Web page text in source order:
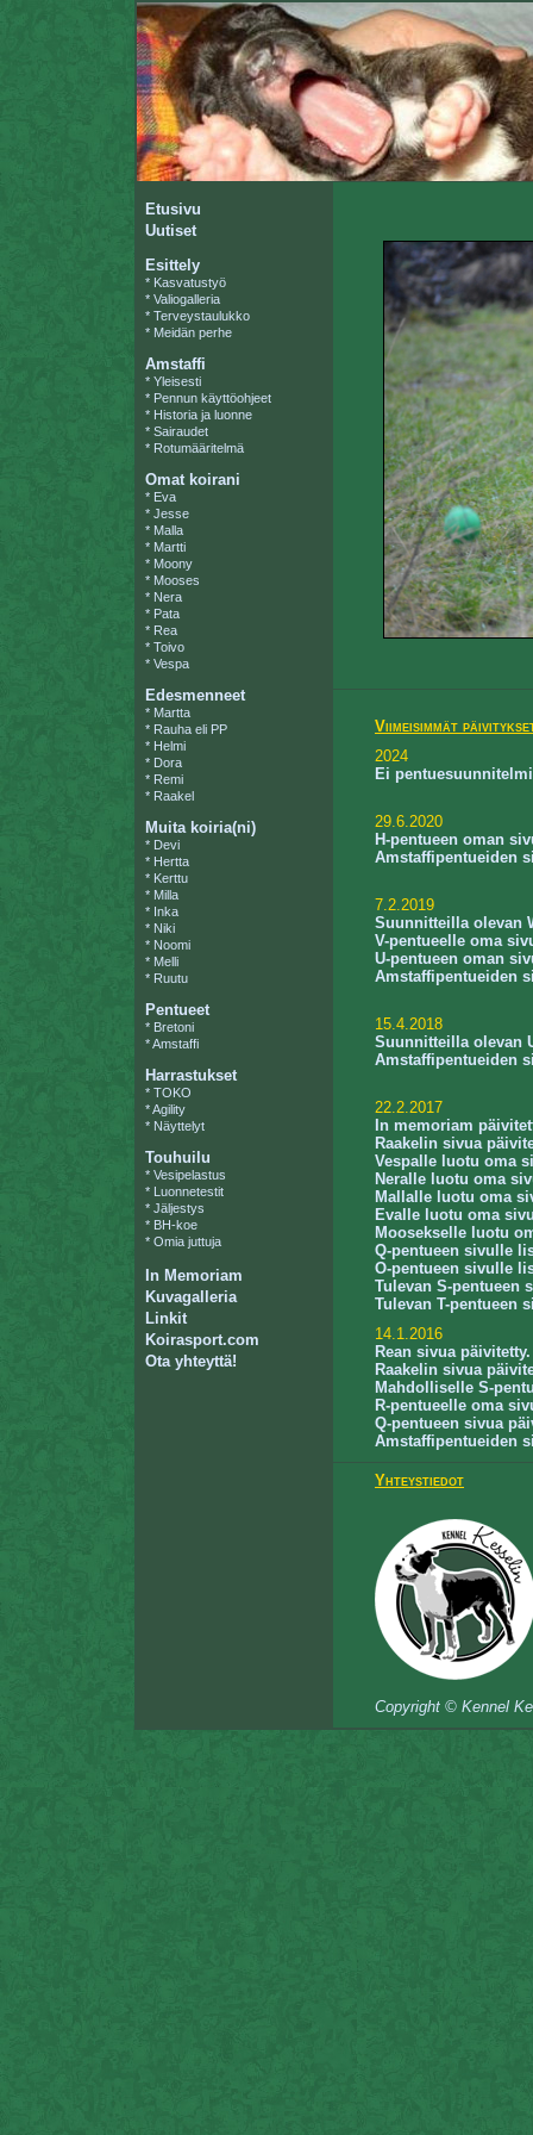
Etusivu
Uutiset
Esittely
* Kasvatustyö
* Valiogalleria
* Terveystaulukko
* Meidän perhe
Amstaffi
* Yleisesti
* Pennun käyttöohjeet
* Historia ja luonne
* Sairaudet
* Rotumääritelmä
Omat koirani
* Eva
* Jesse
* Malla
* Martti
* Moony
* Mooses
* Nera
* Pata
* Rea
* Toivo
* Vespa
Edesmenneet
* Martta
* Rauha eli PP
* Helmi
* Dora
* Remi
* Raakel
Muita koiria(ni)
* Devi
* Hertta
* Kerttu
* Milla
* Inka
* Niki
* Noomi
* Melli
* Ruutu
Pentueet
* Bretoni
*Amstaffi
Harrastukset
* TOKO
*Agility
* Näyttelyt
Touhuilu
* Vesipelastus
* Luonnetestit
* Jäljestys
* BH-koe
* Omia juttuja
In Memoriam
Kuvagalleria
Linkit
Koirasport.com
Ota yhteyttä!
Viimeisimmät
2024
Ei
29.6.2020
H-pentueen oman
Amstaffipentueiden
7.2.2019
Suunnitteilla olevan
V-pentueelle oma
U-pentueen oman
Amstaffipentueiden
15.4.2018
Suunnitteilla olevan
Amstaffipentueiden
22.2.2017
In memoriam
Raakelin sivua
Vespalle luotu oma
Neralle luotu oma
Mallalle luotu oma
Evalle luotu oma
Moosekselle luotu
Q-pentueen sivulle
O-pentueen sivulle
Tulevan S-pentueen
Tulevan T-pentueen
14.1.2016
Rean sivua päivitetty.
Raakelin sivua
Mahdolliselle S-
R-pentueelle oma
Q-pentueen sivua
Amstaffipentueiden
Yhteystiedot
Copyright © Kennel